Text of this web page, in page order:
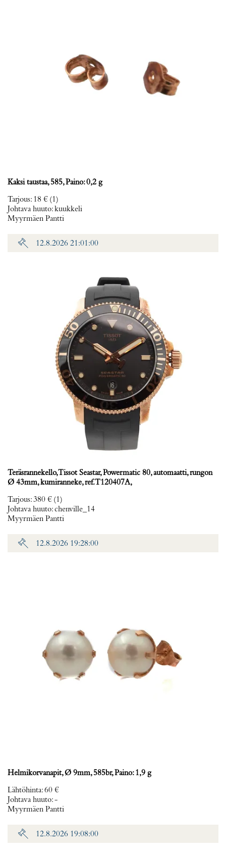
Kaksi taustaa, 585, Paino: 0,2 g
Tarjous: 18 € (1)
Johtava huuto:kuukkeli
Myyrmäen Pantti
12.8.2026 21:01:00
Teräsrannekello, Tissot Seastar, Powermatic 80, automaatti, rungon
Ø 43mm, kumiranneke, ref. T120407A,
Tarjous:380 € (1)
Johtava huuto:chenville_14
Myyrmäen Pantti
12.8.2026 19:28:00
Helmikorvanapit, Ø 9mm, 585br, Paino: 1,9 g
Lähtöhinta:60 €
Johtava huuto:-
Myyrmäen Pantti
12.8.2026 19:08:00